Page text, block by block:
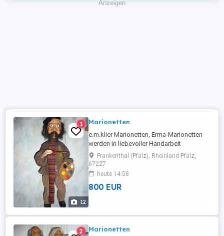
Anzeigen
12
1 Marionetten
e.m.klier Marionetten, Erma-Marionetten
werden in liebevoller Handarbeit
hergestellt. Kopf, Hände und Füße sind
aus einer Keramik-ähnlichen Masse
gefertigt und handbemalt.. Ca. 50 bis 60
EUR 150,-- , Leierkastenmann EUR 170,--,
Frankenthal (Pfalz), Rheinland-Pfalz,
67227
heute 14:58
800 EUR
2 Marionetten